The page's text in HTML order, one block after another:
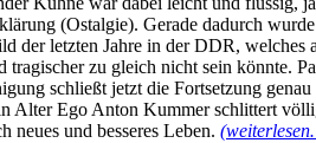
(Ostalgie). Gerade dadurch
der letzten Jahre in der DDR, welches
tragischer zu gleich nicht sein könnte.
schließt jetzt die Fortsetzung
Alter Ego Anton Kummer schlittert
neues und besseres Leben.